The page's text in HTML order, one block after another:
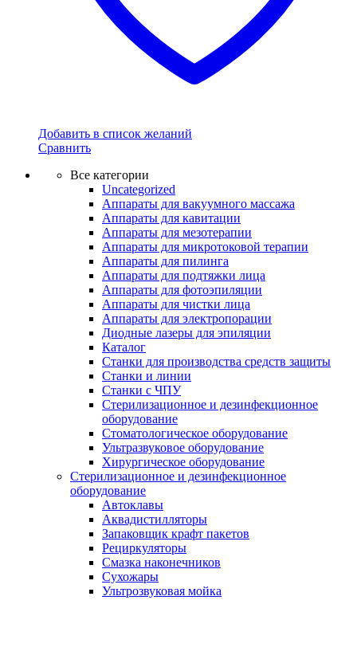
Добавить в список желаний
Сравнить
Все категории
Uncategorized
Аппараты для вакуумного массажа
Аппараты для кавитации
Аппараты для мезотерапии
Аппараты для микротоковой терапии
Аппараты для пилинга
Аппараты для подтяжки лица
Аппараты для фотоэпиляции
Аппараты для чистки лица
Аппараты для электропорации
Диодные лазеры для эпиляции
Каталог
Станки для производства средств защиты
Станки и линии
Станки с ЧПУ
Стерилизационное и дезинфекционное
оборудование
Стоматологическое оборудование
Ультразвуковое оборудование
Хирургическое оборудование
Стерилизационное и дезинфекционное
оборудование
Автоклавы
Аквадистилляторы
Запаковщик крафт пакетов
Рециркуляторы
Смазка наконечников
Сухожары
Ультрозвуковая мойка